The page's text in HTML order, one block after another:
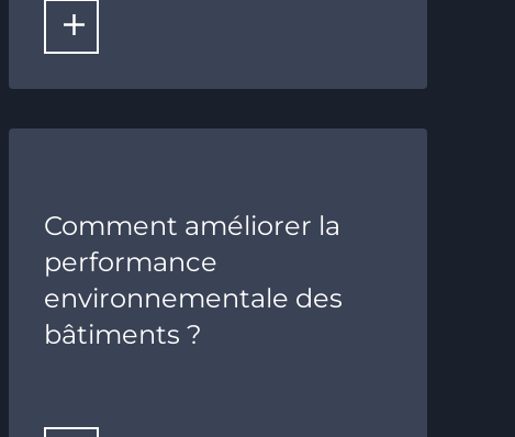
LIRE LA SUITE
Comment améliorer la
performance
environnementale des
bâtiments ?